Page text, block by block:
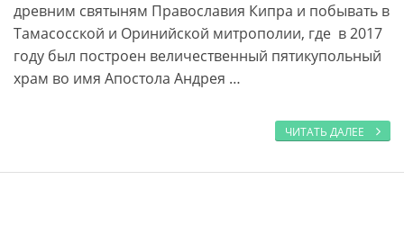
древним святыням Православия Кипра и побывать в
Тамасосской и Оринийской митрополии, где в 2017
году был построен величественный пятикупольный
храм во имя Апостола Андрея …
ЧИТАТЬ ДАЛЕЕ